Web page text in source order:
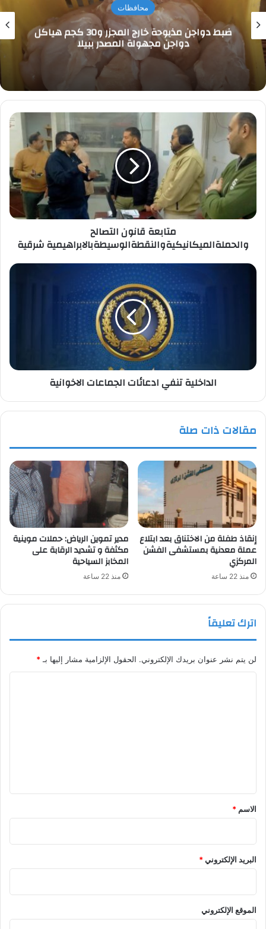
محافظات
ضبط دواجن مذبوحة خارج المجزر و30 كجم هياكل
دواجن مجهولة المصدر ببيلا
متابعة
قانون
التصالح
والحملةالميكانيكيةوالنقطةالوسيطةبالابراهيمية
شرقية
متابعة قانون التصالح
والحملةالميكانيكيةوالنقطةالوسيطةبالابراهيمية شرقية
الداخلية
الداخلية تنفي ادعائات الجماعات الاخوانية
مقالات ذات صلة
إنقاذ طفلة من الاختناق بعد ابتلاع
عملة معدنية بمستشفى الفشن
المركزي
منذ 22 ساعة
مدير تموين الرياض: حملات موينية
مكثفة و تشديد الرقابة على
المخابز السياحية
منذ 22 ساعة
اترك تعليقاً
لن يتم نشر عنوان بريدك الإلكتروني. الحقول الإلزامية مشار إليها بـ *
*
الاسم *
البريد الإلكتروني*
الموقع الإلكتروني